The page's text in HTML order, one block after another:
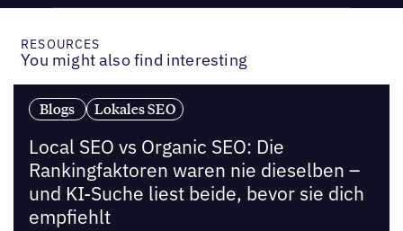
RESOURCES
You might also find interesting
Blogs Lokales SEO
Local SEO vs Organic SEO: Die
Rankingfaktoren waren nie dieselben –
und KI-Suche liest beide, bevor sie dich
empfiehlt